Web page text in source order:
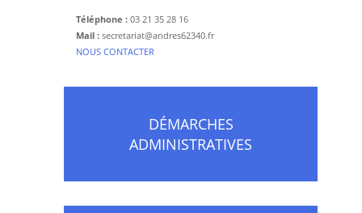
Téléphone : 03 21 35 28 16
Mail : secretariat@andres62340.fr
​NOUS CONTACTER
DÉMARCHES
ADMINISTRATIVES